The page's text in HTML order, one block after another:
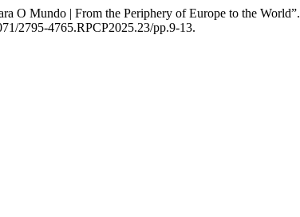
O Mundo | From the Periphery of Europe to the World”.
2795-4765.RPCP2025.23/pp.9-13.